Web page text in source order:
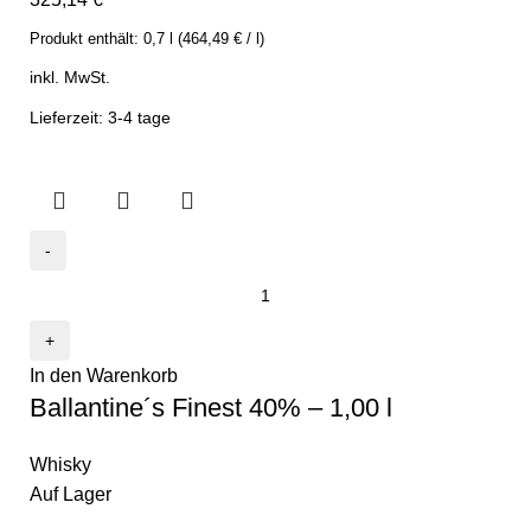
Produkt enthält: 0,7 (464,49 € / )
inkl. MwSt.
Lieferzeit: 3-4 tage
In den Warenkorb
Ballantine´s Finest 40% – 1,00 l
Whisky
Auf Lager